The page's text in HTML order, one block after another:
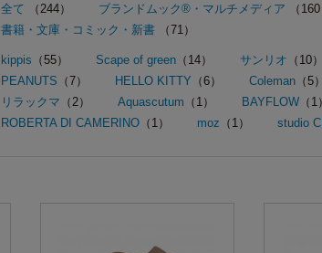
全て （244） ブランドムック®・マルチメディア （160
書籍・文庫・コミック・新書（71）
kippis （55） Scape of green（14） サンリオ （10）
PEANUTS （7） HELLO KITTY （6） Coleman（5）
リラックマ （2） Aquascutum （1） BAYFLOW（1）
ROBERTA DI CAMERINO（1） moz （1） studio